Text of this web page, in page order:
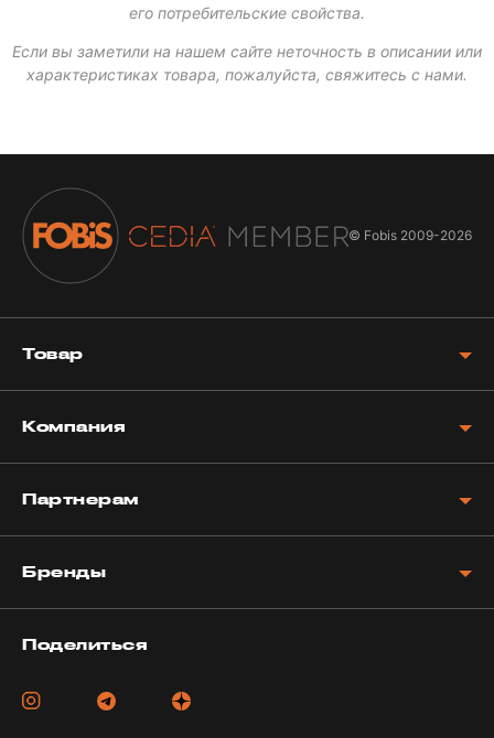
его потребительские свойства.
Если вы заметили на нашем сайте неточность в описании или
характеристиках товара, пожалуйста, свяжитесь с нами.
© Fobis 2009-2026
Товар
Компания
Партнерам
Бренды
Поделиться